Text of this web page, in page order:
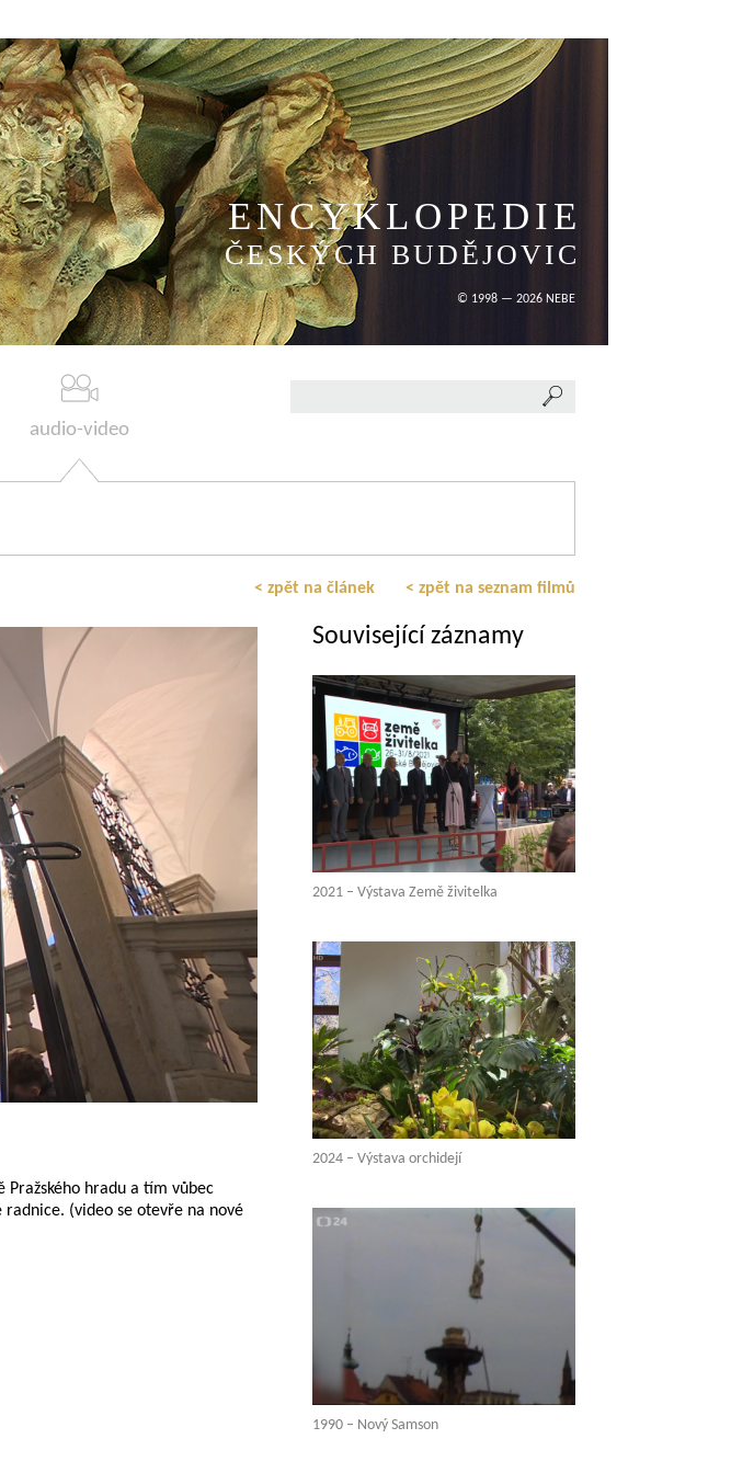
ENCYKLOPEDIE
ČESKÝCH BUDĚJOVIC
© 1998 — 2026 NEBE
audio-video
< zpět na článek < zpět na seznam filmů
Pražského hradu a tím vůbec
(video se otevře na nové
Související záznamy
2021 – Výstava Země živitelka
2024 – Výstava orchidejí
1990 – Nový Samson